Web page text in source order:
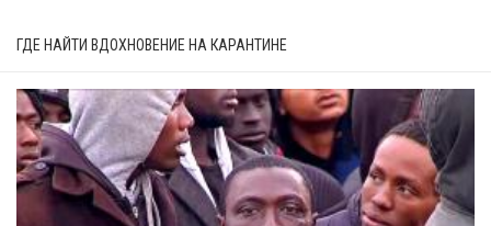
ГДЕ НАЙТИ ВДОХНОВЕНИЕ НА КАРАНТИНЕ